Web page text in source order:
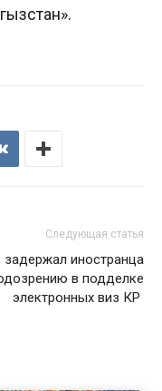
Следующая статья
иностранца
в подделке
электронных виз КР